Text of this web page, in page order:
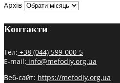
Архів
Контакти
Тел: +38 (044) 599-000-5
E-mail: info@mefodiy.org.ua
Веб-сайт: https://mefodiy.org.ua